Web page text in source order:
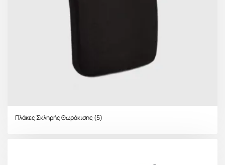
Πλάκες Σκληρής Θωράκισης (5)